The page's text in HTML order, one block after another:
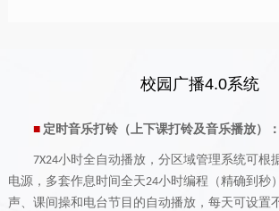
校园广播4.0系统
■ 定时音乐打铃（上下课打铃及音乐播放）：
7X24小时全自动播放，分区域管理系统可根
电源，多套作息时间全天24小时编程（精确到秒
声、课间操和电台节目的自动播放， 每天可设置